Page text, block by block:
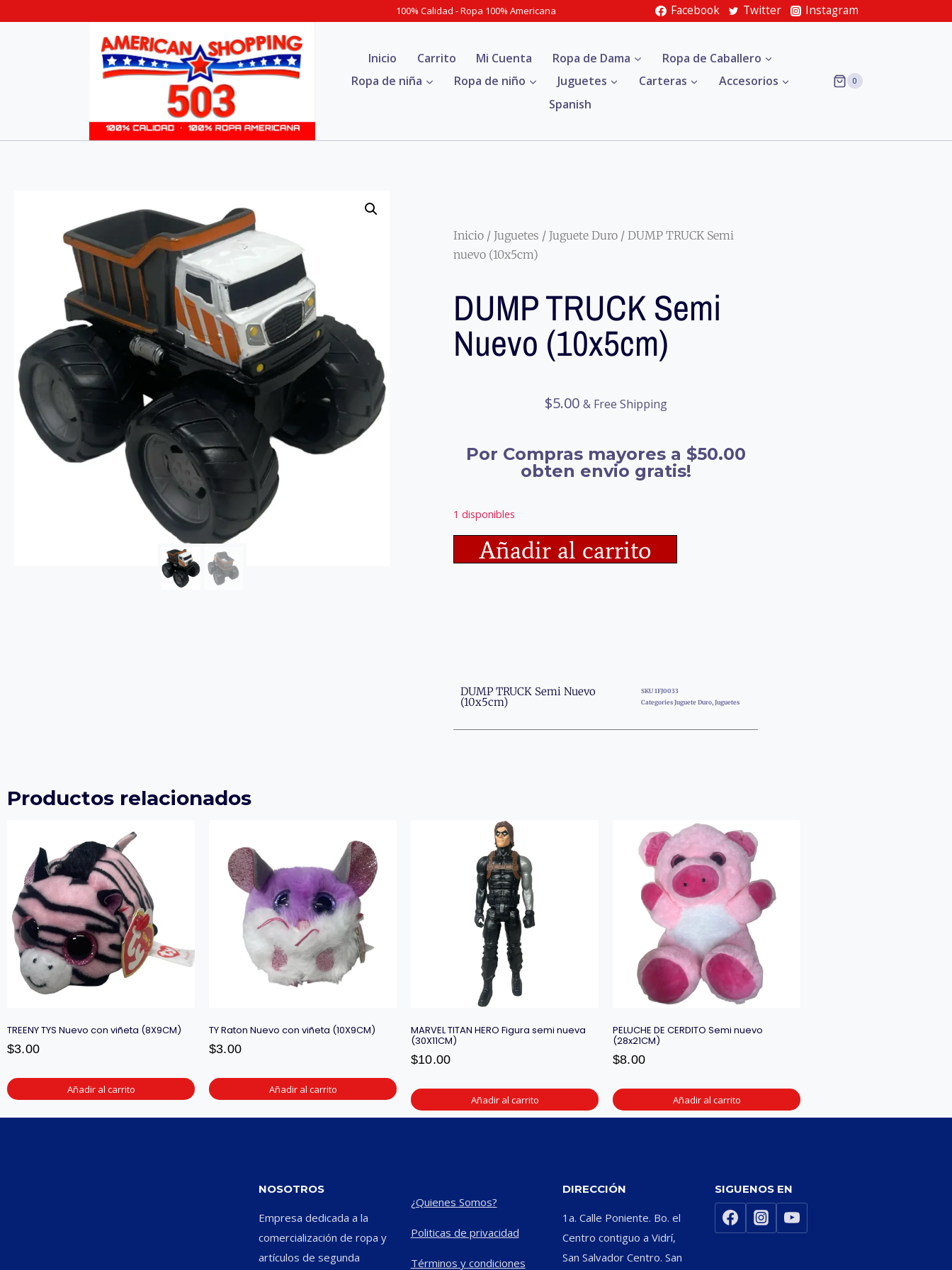
100% Calidad - Ropa 100% Americana Facebook Twitter Instagram
Inicio Carrito Mi Cuenta Ropa de Dama
Ropa de Caballero
Ropa de niña
Ropa de niño Juguetes Carteras
Accesorios
Spanish
0
Inicio / Juguetes / Juguete Duro / DUMP TRUCK Semi
nuevo (10x5cm)
DUMP TRUCK Semi
Nuevo (10x5cm)
$5.00 & Free Shipping
Por Compras mayores a $50.00
obten envio gratis!
1 disponibles
Añadir al carrito
DUMP TRUCK Semi Nuevo
(10x5cm)
SKU 1FJ0033
Categories Juguete Duro, Juguetes
Productos relacionados
TREENY TYS Nuevo con viñeta (8X9CM)
$3.00
Añadir al carrito
TY Raton Nuevo con viñeta (10X9CM)
$3.00
Añadir al carrito
MARVEL TITAN HERO Figura semi nueva
(30X11CM)
$10.00
Añadir al carrito
PELUCHE DE CERDITO Semi nuevo
(28x21CM)
$8.00
Añadir al carrito
NOSOTROS
Empresa dedicada a la
comercialización de ropa y
artículos de segunda
¿Quienes Somos?
Politicas de privacidad
Términos y condiciones
DIRECCIÓN
1a. Calle Poniente. Bo. el
Centro contiguo a Vidrí,
San Salvador Centro. San
SIGUENOS EN